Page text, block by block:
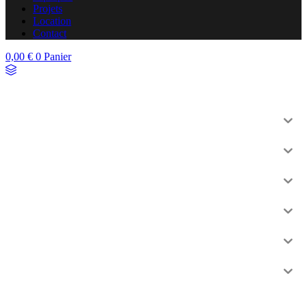
Projets
Location
Contact
0,00 € 0 Panier